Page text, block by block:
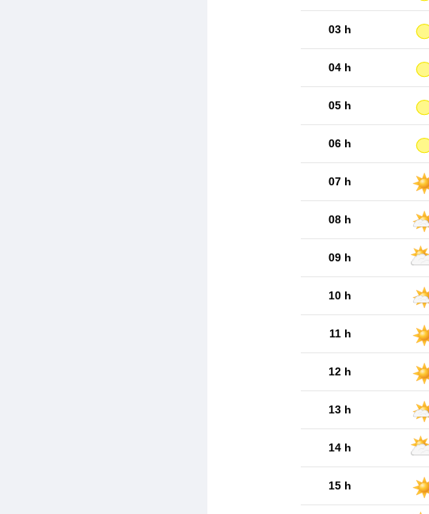
03 h
04 h
05 h
06 h
07 h
08 h
09 h
10 h
11 h
12 h
13 h
14 h
15 h